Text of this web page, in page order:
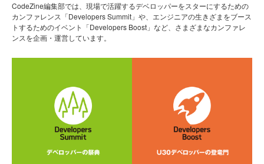
CodeZine編集部では、現場で活躍するデベロッパーをスターにするための
カンファレンス「Developers Summit」や、エンジニアの生きざまをブース
トするためのイベント「Developers Boost」など、さまざまなカンファレ
ンスを企画・運営しています。